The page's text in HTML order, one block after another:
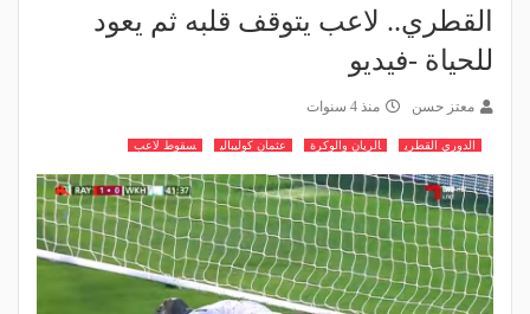
القطري.. لاعب يتوقف قلبه ثم يعود
للحياة -فيديو
معتز حسن منذ 4 سنوات
الدوري القطري الريان والوكرة عثمان كوليبالي سقوط لاعب